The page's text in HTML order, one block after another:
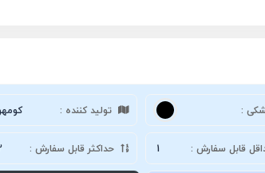
: تولید کننده :
قابل سفارش : 1 حداکثر قابل سفارش :